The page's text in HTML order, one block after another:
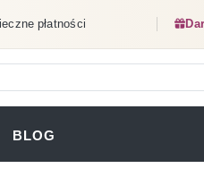
płatności
BLOG